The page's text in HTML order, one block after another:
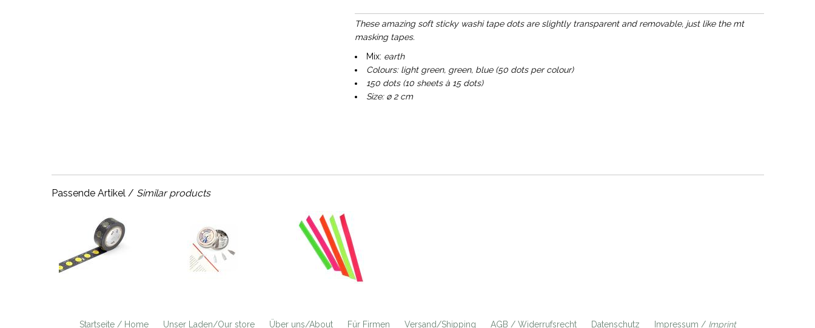
These amazing soft sticky washi tape dots are slightly transparent and removable, just like the mt
masking tapes.
Mix: earth
Colours: light green, green, blue (50 dots per colour)
150 dots (10 sheets à 15 dots)
Size: ø 2 cm
Passende Artikel / Similar products
Startseite / Home Unser Laden/Our store Über uns/About Für Firmen Versand/Shipping AGB / Widerrufsrecht Datenschutz Impressum / Imprint